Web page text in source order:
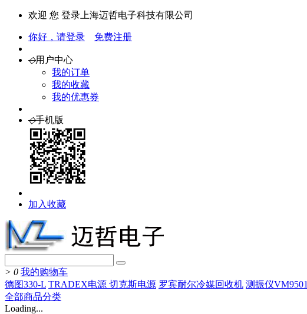
欢迎 您 登录上海迈哲电子科技有限公司
你好，请登录 免费注册
◇用户中心
我的订单
我的收藏
我的优惠券
◇手机版
加入收藏
> 0 我的购物车
德图330-L TRADEX电源 切克斯电源 罗宾耐尔冷媒回收机 测振仪VM9501
全部商品分类
Loading...